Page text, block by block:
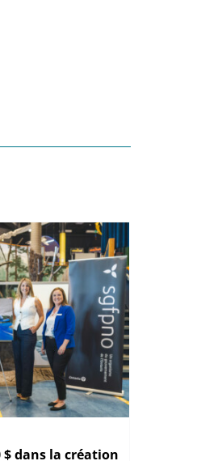
$ dans la création